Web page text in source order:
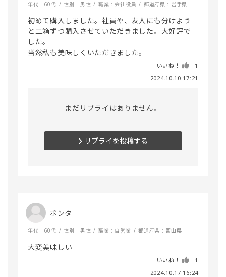
年代 : 60代 性別 : 男性 職業 : 会社役員 都道府県 : 岩手県
初めて購入しました。社員や、友人にも分けよう
と二箱ずつ購入させていただきました。大好評で
した。
いいね！
1
2024.10.10 17:21
まだリプライはありません。
リプライを投稿する
ポンタ
年代 : 60代 性別 : 男性 職業 : 自営業 都道府県 : 富山県
大変美味しい
いいね！
1
2024.10.17 16:24